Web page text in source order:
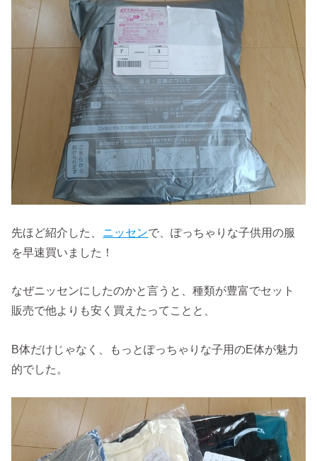
先ほど紹介した、 ニッセンで、ぽっちゃりな子供用の服
を早速買いました！
なぜニッセンにしたのかと言うと、種類が豊富でセット
販売で他よりも安く買えたってことと、
B体だけじゃなく、もっとぽっちゃりな子用のE体が魅力
的でした。